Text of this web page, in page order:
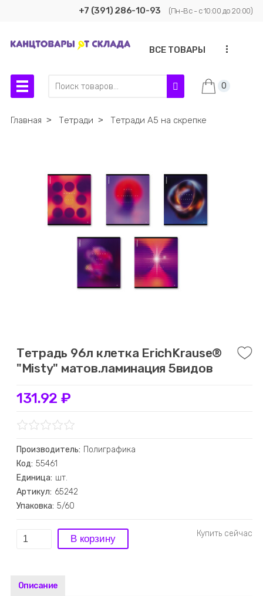
+7 (391) 286-10-93 (Пн-Вс - с 10:00 до 20:00)
ВСЕ ТОВАРЫ ...
0
Главная ˃ Тетради ˃ Тетради А5 на скрепке
Тетрадь 96л клетка ErichKrause®
"Misty" матов.ламинация 5видов
131.92 ₽
Производитель: Полиграфика
Код: 55461
Единица: шт.
Артикул: 65242
Упаковка: 5/60
Описание